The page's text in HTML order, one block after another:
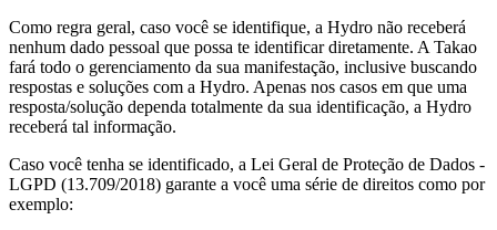
Como regra geral, caso você se identifique, a Hydro não receberá
nenhum dado pessoal que possa te identificar diretamente. A Takao
fará todo o gerenciamento da sua manifestação, inclusive buscando
respostas e soluções com a Hydro. Apenas nos casos em que uma
resposta/solução dependa totalmente da sua identificação, a Hydro
receberá tal informação.
Caso você tenha se identificado, a Lei Geral de Proteção de Dados -
LGPD (13.709/2018) garante a você uma série de direitos como por
exemplo: